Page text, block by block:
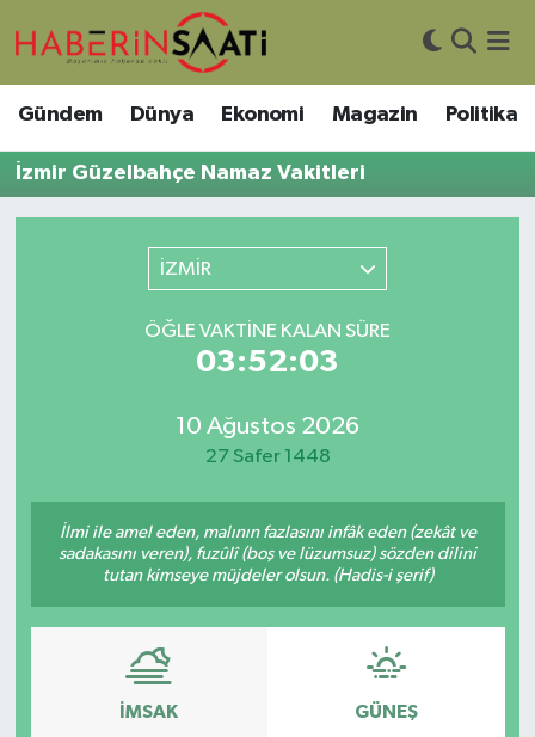
Gündem Dünya Ekonomi Magazin Politika
İzmir Güzelbahçe Namaz Vakitleri
İZMİR
ÖĞLE VAKTINE KALAN SÜRE
03:52:03
10 Ağustos 2026
27 Safer 1448
İlmi ile amel eden, malının fazlasını infâk eden (zekât ve
sadakasını veren), fuzûlî (boş ve lüzumsuz) sözden dilini
tutan kimseye müjdeler olsun. (Hadis-i şerif)
İMSAK GÜNEŞ
Asayiş
Bilim ve Teknoloji
DIŞ HABER
Gündem
Kültür-Sanat
Nöbetçi Eczaneler
Hava Durumu
Süper Lig Puan Durumu ve Fikstür
Tüm Manşetler